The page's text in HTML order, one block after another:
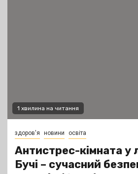
1 хвилина на читання
здоров'я новини освіта
Антистрес-кімната у
Бучі – сучасний